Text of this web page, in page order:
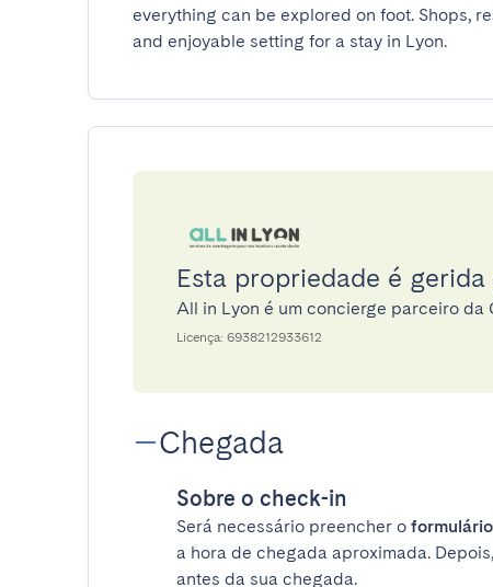
everything can be explored on foot. Shops,
and enjoyable setting for a stay in Lyon.
Esta propriedade é
All in Lyon é um concierge parceiro da
Licença: 6938212933612
Chegada
Sobre o check-in
Será necessário preencher o
a hora de chegada aproximada.
antes da sua chegada.